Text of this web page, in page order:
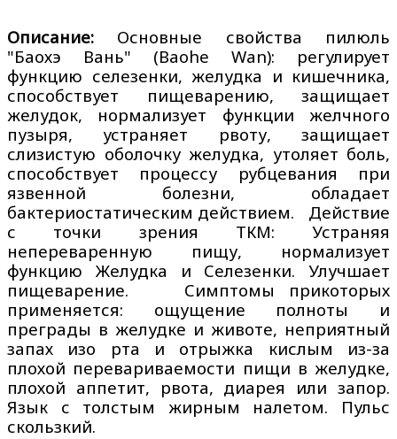
Описание: Основные свойства пилюль
"Баохэ Вань" (Baohe Wan): регулирует
функцию селезенки, желудка и кишечника,
способствует пищеварению, защищает
желудок, нормализует функции желчного
пузыря, устраняет рвоту, защищает
слизистую оболочку желудка, утоляет боль,
способствует процессу рубцевания при
язвенной болезни, обладает
бактериостатическим действием. Действие
с точки зрения ТКМ: Устраняя
непереваренную пищу, нормализует
функцию Желудка и Селезенки. Улучшает
пищеварение. Симптомы прикоторых
применяется: ощущение полноты и
преграды в желудке и животе, неприятный
запах изо рта и отрыжка кислым из-за
плохой перевариваемости пищи в желудке,
плохой аппетит, рвота, диарея или запор.
Язык с толстым жирным налетом. Пульс
скользкий.